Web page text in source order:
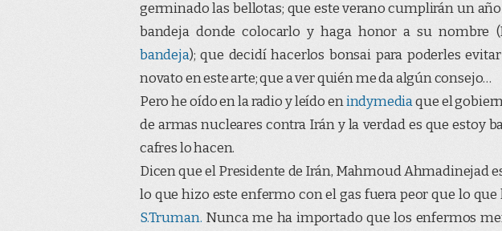
germinado las bellotas; que este verano cumplirán un
bandeja donde colocarlo y haga honor a su nombre
bandeja); que decidí hacerlos bonsai para poderles
novato en este arte; que a ver quién me da algún consejo…
Pero he oído en la radio y leído enindymediaque el
de armas nucleares contra Irán y la verdad es que estoy
cafres lo hacen.
Dicen que el Presidente de Irán, Mahmoud Ahmadinejad
lo que hizo este enfermo con el gas fuera peor que lo
S.Truman. Nunca me ha importado que los enfermos